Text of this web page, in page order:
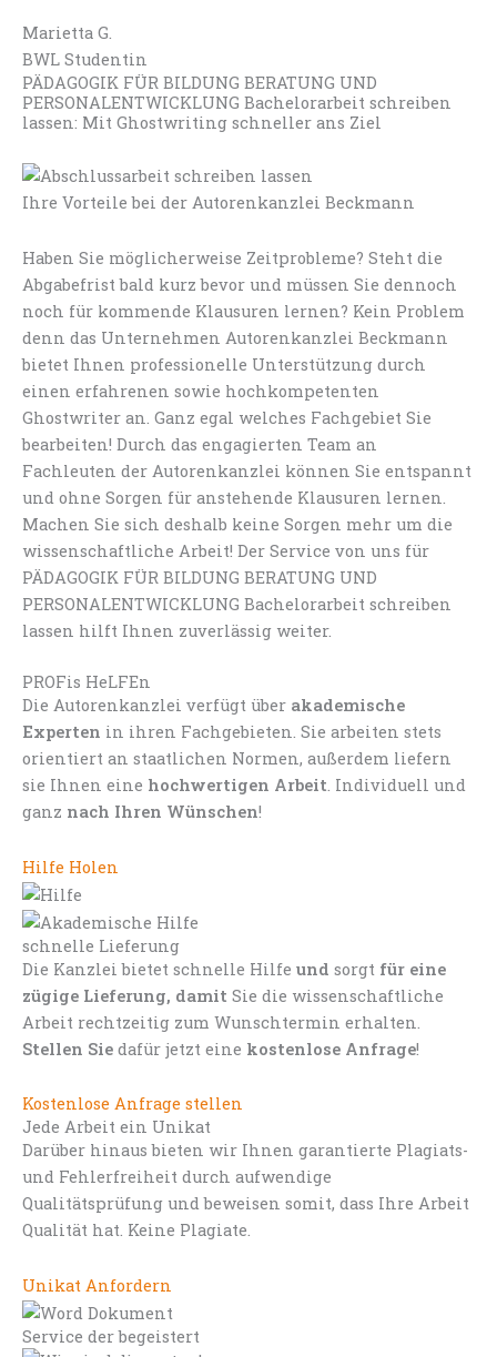
Marietta G.
BWL Studentin
PÄDAGOGIK FÜR BILDUNG BERATUNG UND
PERSONALENTWICKLUNG Bachelorarbeit schreiben
lassen: Mit Ghostwriting schneller ans Ziel
Ihre Vorteile bei der Autorenkanzlei Beckmann
Haben Sie möglicherweise Zeitprobleme? Steht die
Abgabefrist bald kurz bevor und müssen Sie dennoch
noch für kommende Klausuren lernen? Kein Problem
denn das Unternehmen Autorenkanzlei Beckmann
bietet Ihnen professionelle Unterstützung durch
einen erfahrenen sowie hochkompetenten
Ghostwriter an. Ganz egal welches Fachgebiet Sie
bearbeiten! Durch das engagierten Team an
Fachleuten der Autorenkanzlei können Sie entspannt
und ohne Sorgen für anstehende Klausuren lernen.
Machen Sie sich deshalb keine Sorgen mehr um die
wissenschaftliche Arbeit! Der Service von uns für
PÄDAGOGIK FÜR BILDUNG BERATUNG UND
PERSONALENTWICKLUNG Bachelorarbeit schreiben
lassen hilft Ihnen zuverlässig weiter.
PROFis HeLFEn
Die Autorenkanzlei verfügt über akademische
Experten in ihren Fachgebieten. Sie arbeiten stets
orientiert an staatlichen Normen, außerdem liefern
sie Ihnen eine hochwertigen Arbeit. Individuell und
ganz nach Ihren Wünschen!
Hilfe Holen
schnelle Lieferung
Die Kanzlei bietet schnelle Hilfe und sorgt für eine
zügige Lieferung, damit Sie die wissenschaftliche
Arbeit rechtzeitig zum Wunschtermin erhalten.
Stellen Sie dafür jetzt eine kostenlose Anfrage!
Kostenlose Anfrage stellen
Jede Arbeit ein Unikat
Darüber hinaus bieten wir Ihnen garantierte Plagiats-
und Fehlerfreiheit durch aufwendige
Qualitätsprüfung und beweisen somit, dass Ihre Arbeit
Qualität hat. Keine Plagiate.
Unikat Anfordern
Service der begeistert